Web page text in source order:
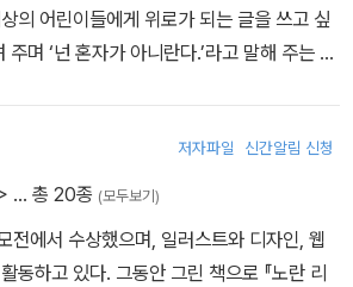
의 어린이들에게 위로가 되는 글을 쓰고 싶
며 ‘넌 혼자가 아니란다.’라고 말해 주는 글
출하라》 《처인성의 빛나는 밤》 《감정 레스
양심을 팔아요》 《상자 속 도플갱어》, 《뒷담
저자파일 신간알림 신청
… 총 20종 (모두보기)
전에서 수상했으며, 일러스트와 디자인, 웹
동하고 있다. 그동안 그린 책으로 『노란 리